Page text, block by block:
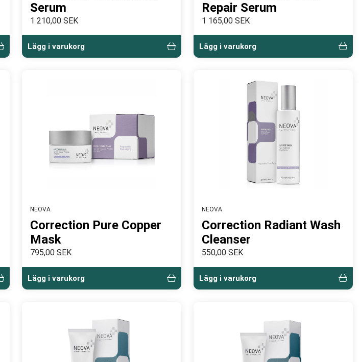
Serum
1 210,00 SEK
Lägg i varukorg
Repair Serum
1 165,00 SEK
Lägg i varukorg
NEOVA
Correction Pure Copper
Mask
795,00 SEK
Lägg i varukorg
NEOVA
Correction Radiant Wash
Cleanser
550,00 SEK
Lägg i varukorg